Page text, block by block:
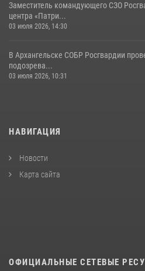
Заместитель командующего СЗО
центра «Патри...
03 июля 2026, 14:30
В Архангельске СОБР Росгвардии
подозрева...
03 июля 2026, 10:31
НАВИГАЦИЯ
Новости
Карта сайта
ОФИЦИАЛЬНЫЕ СЕТЕВЫЕ